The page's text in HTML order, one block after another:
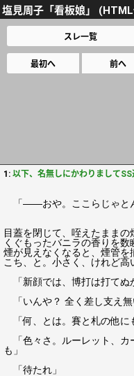
塩見周子「看板娘」
スレ一覧
最初へ 前へ
1: 以下、名無しにかわりまして
「――おや。ここらじゃと
目蓋を閉じて、咥えたままの
くぐもったバニラの香りを数
煙が見えなくなると、煙管を
こち、と。小さく、けれど高
「新顔では、博打は打てぬ
「いんや？ 全く差し支え無
「何、とは。賽と札の他に
「色々さ。ルーレット、カ
も」
「待たれ」